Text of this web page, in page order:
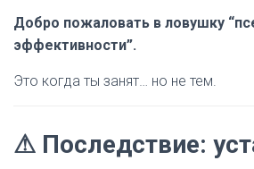
Добро пожаловать в ловушку
эффективности”.
Это когда ты занят… но не тем.
⚠ Последствие: